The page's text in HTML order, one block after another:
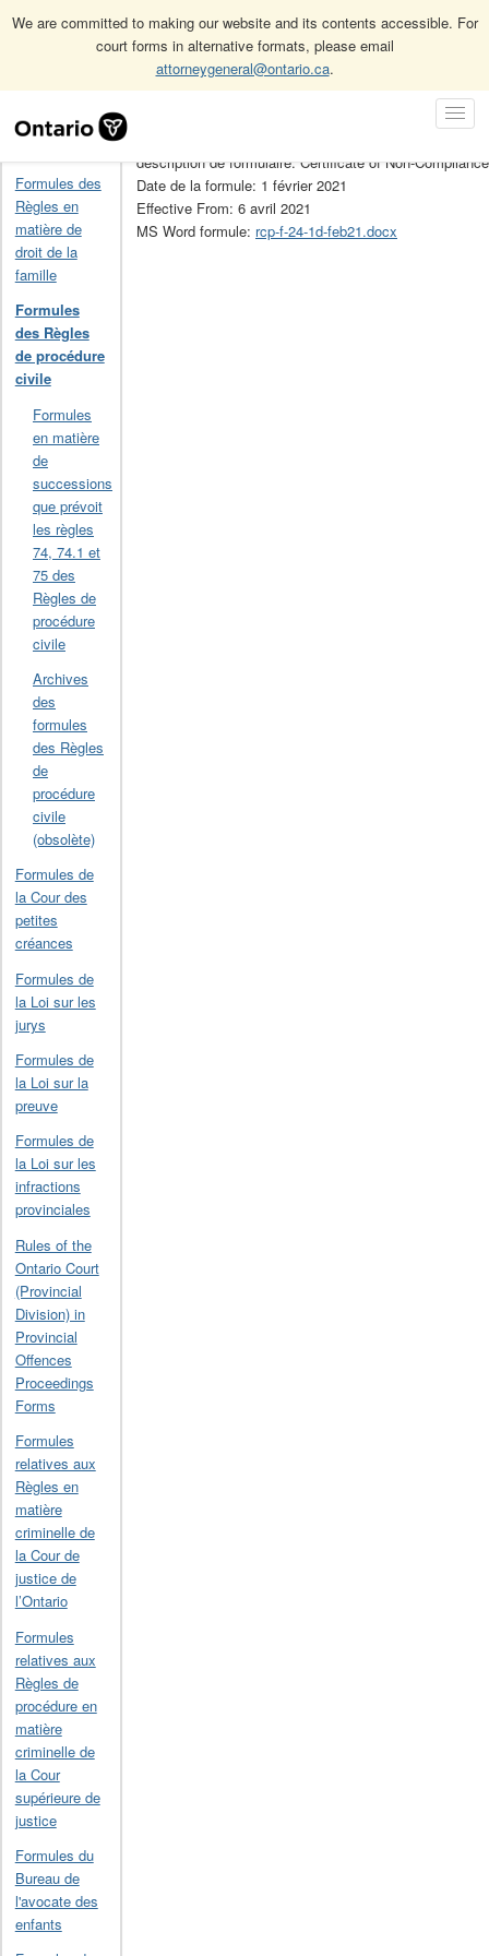
We are committed to making our website and its contents accessible. For
court forms in alternative formats, please email
attorneygeneral@ontario.ca.
Navigation
Accueil Formules des Règles de procédure civile 24.1D
Formules des
Règles en
matière de
droit de la
famille
Formules
des Règles
de procédure
civile
Formules
en matière
de
successions
que prévoit
les règles
74, 74.1 et
75 des
Règles de
procédure
civile
Archives
des
formules
des Règles
de
procédure
civile
(obsolète)
Formules de
la Cour des
petites
créances
Formules de
la Loi sur les
jurys
Formules de
la Loi sur la
preuve
Formules de
la Loi sur les
infractions
provinciales
Rules of the
Ontario Court
(Provincial
Division) in
Provincial
Offences
Proceedings
Forms
Formules
relatives aux
Règles en
matière
criminelle de
la Cour de
justice de
l’Ontario
Formules
relatives aux
Règles de
procédure en
matière
criminelle de
la Cour
supérieure de
justice
Formules du
Bureau de
l'avocate des
enfants
description de formulaire: Certificate of Non-Compliance
Date de la formule: 1 février 2021
Effective From: 6 avril 2021
MS Word formule: rcp-f-24-1d-feb21.docx